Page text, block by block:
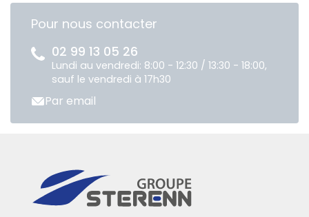
Pour nous contacter
02 99 13 05 26
Lundi au vendredi: 8:00 - 12:30 / 13:30 - 18:00,
sauf le vendredi à 17h30
Par email